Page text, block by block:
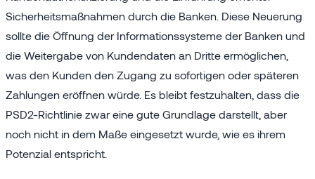
Sicherheitsmaßnahmen durch die Banken. Diese Neuerung
sollte die Öffnung der Informationssysteme der Banken und
die Weitergabe von Kundendaten an Dritte ermöglichen,
was den Kunden den Zugang zu sofortigen oder späteren
Zahlungen eröffnen würde. Es bleibt festzuhalten, dass die
PSD2-Richtlinie zwar eine gute Grundlage darstellt, aber
noch nicht in dem Maße eingesetzt wurde, wie es ihrem
Potenzial entspricht.